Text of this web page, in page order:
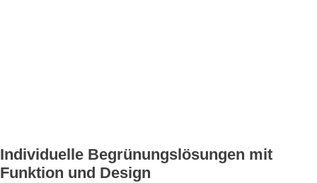
Individuelle Begrünungslösungen mit
Funktion und Design